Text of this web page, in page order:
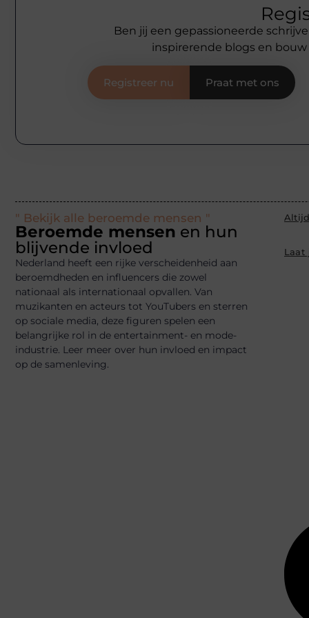
Ben jij een gepassioneerde
inspirerende blogs en
Registreer nu Praat met ons
" Bekijk alle beroemde mensen "
Beroemde mensen en hun
blijvende invloed
Nederland heeft een rijke verscheidenheid aan
beroemdheden en influencers die zowel
nationaal als internationaal opvallen. Van
muzikanten en acteurs tot YouTubers en sterren
op sociale media, deze figuren spelen een
belangrijke rol in de entertainment- en mode-
industrie. Leer meer over hun invloed en impact
op de samenleving.
Laat